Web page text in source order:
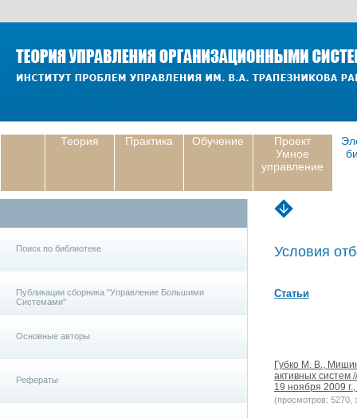
Теория Практика Обучение
Проект
Умное
управление
Поиск по библиотеке
Публикации сборника "Управление Большими
Системами"
Основные авторы
Рефераты
Условия
Статьи
Губко М. В.,
активных систем
19 ноября 2009
(просмотров: 5270,